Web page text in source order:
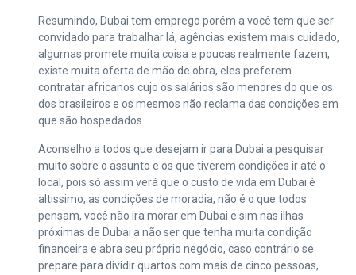
Resumindo, Dubai tem emprego porém a você tem que ser
convidado para trabalhar lá, agências existem mais cuidado,
algumas promete muita coisa e poucas realmente fazem,
existe muita oferta de mão de obra, eles preferem
contratar africanos cujo os salários são menores do que os
dos brasileiros e os mesmos não reclama das condições em
que são hospedados.
Aconselho a todos que desejam ir para Dubai a pesquisar
muito sobre o assunto e os que tiverem condições ir até o
local, pois só assim verá que o custo de vida em Dubai é
altissimo, as condições de moradia, não é o que todos
pensam, você não ira morar em Dubai e sim nas ilhas
próximas de Dubai a não ser que tenha muita condição
financeira e abra seu próprio negócio, caso contrário se
prepare para dividir quartos com mais de cinco pessoas,